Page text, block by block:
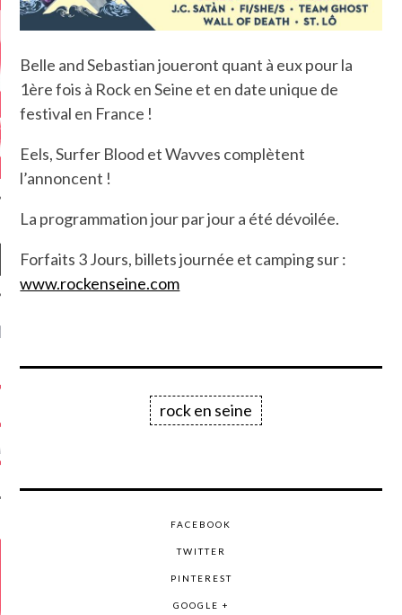
CRITIQUES
7.6
DUDE’S REV...
5.4
– HEL...
Belle and Sebastian joueront quant à eux pour la
1ère fois à Rock en Seine et en date unique de
festival en France !
Eels, Surfer Blood et Wavves complètent
l’annoncent !
La programmation jour par jour a été dévoilée.
Forfaits 3 Jours, billets journée et camping sur :
www.rockenseine.com
rock en seine
FACEBOOK
TWITTER
PINTEREST
GOOGLE +